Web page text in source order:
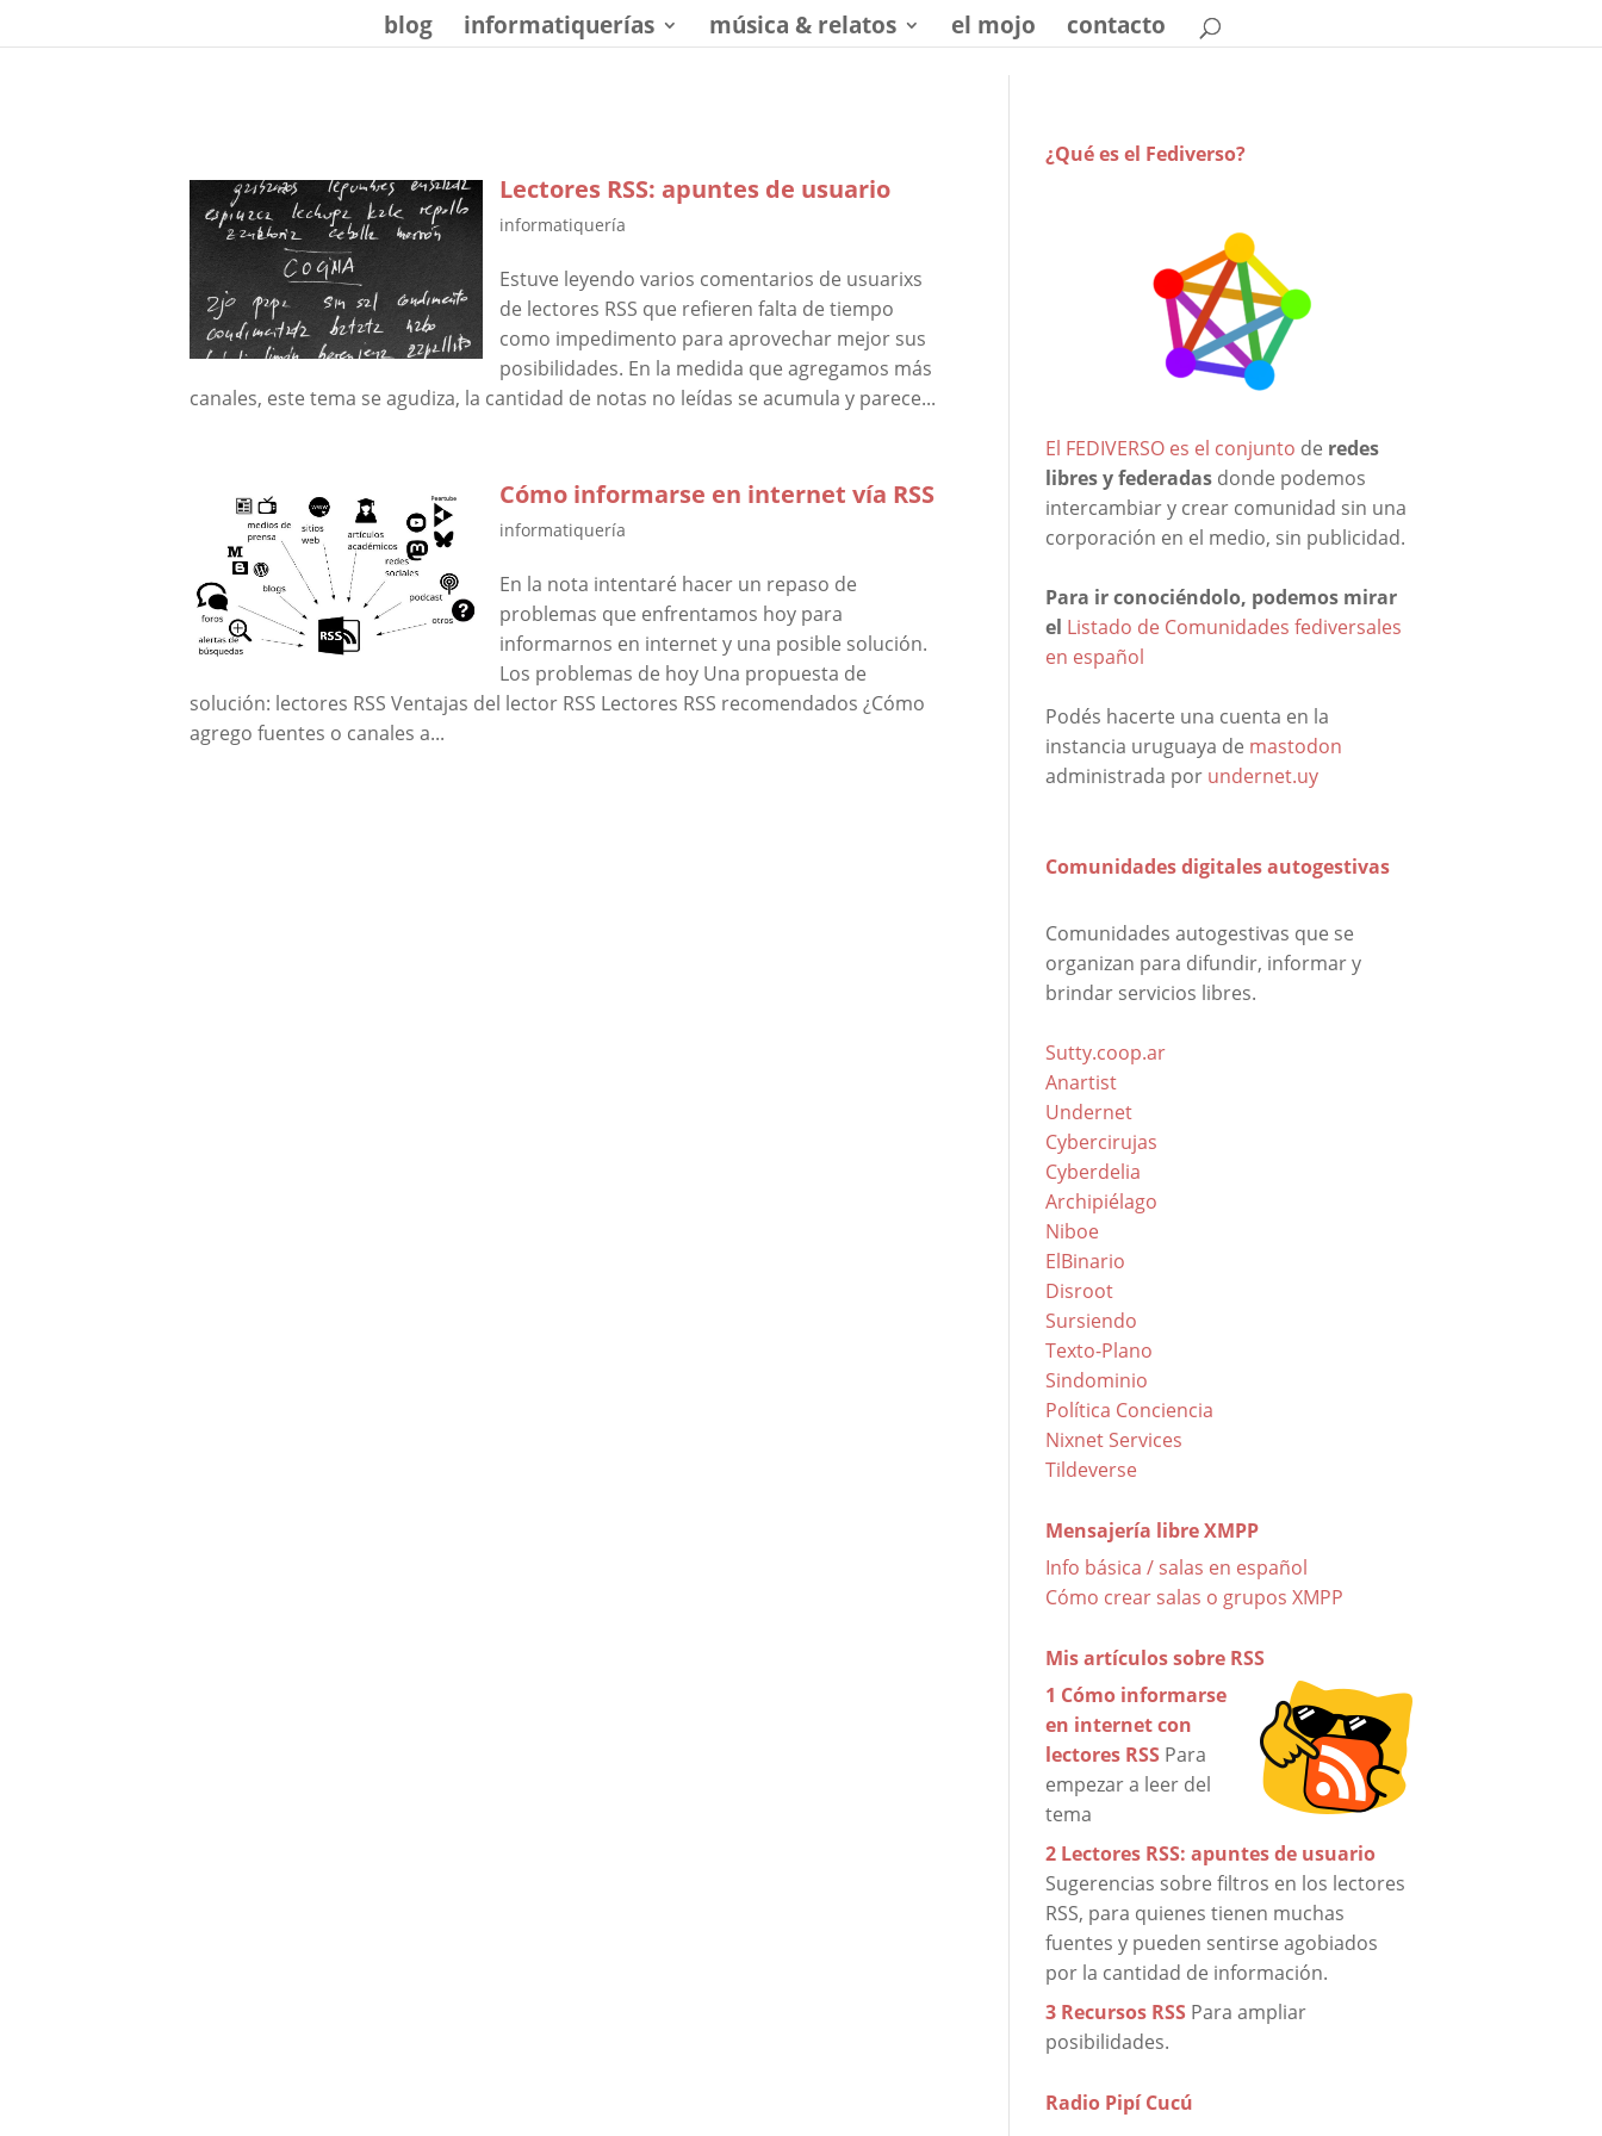
blog informatiquerías música & relatos el mojo contacto
Lectores RSS: apuntes de usuario
informatiquería
Estuve leyendo varios comentarios de usuarixs
de lectores RSS que refieren falta de tiempo
como impedimento para aprovechar mejor sus
posibilidades. En la medida que agregamos más
canales, este tema se agudiza, la cantidad de notas no leídas se acumula y parece...
Cómo informarse en internet vía RSS
informatiquería
En la nota intentaré hacer un repaso de
problemas que enfrentamos hoy para
informarnos en internet y una posible solución.
Los problemas de hoy Una propuesta de
solución: lectores RSS Ventajas del lector RSS Lectores RSS recomendados ¿Cómo
agrego fuentes o canales a...
¿Qué es el Fediverso?
El FEDIVERSO es el conjunto de redes
libres y federadas donde podemos
intercambiar y crear comunidad sin una
corporación en el medio, sin publicidad.
Para ir conociéndolo, podemos mirar
el Listado de Comunidades fediversales
en español
Podés hacerte una cuenta en la
instancia uruguaya de mastodon
administrada por undernet.uy
Comunidades digitales autogestivas
Comunidades autogestivas que se
organizan para difundir, informar y
brindar servicios libres.
Sutty.coop.ar
Anartist
Undernet
Cybercirujas
Cyberdelia
Archipiélago
Niboe
ElBinario
Disroot
Sursiendo
Texto-Plano
Sindominio
Política Conciencia
Nixnet Services
Tildeverse
Mensajería libre XMPP
Info básica / salas en español
Cómo crear salas o grupos XMPP
Mis artículos sobre RSS
1 Cómo informarse
en internet con
lectores RSSPara
empezar a leer del
tema
2 Lectores RSS: apuntes de usuario
Sugerencias sobre filtros en los lectores
RSS, para quienes tienen muchas
fuentes y pueden sentirse agobiados
por la cantidad de información.
3 Recursos RSSPara ampliar
posibilidades.
Radio Pipí Cucú